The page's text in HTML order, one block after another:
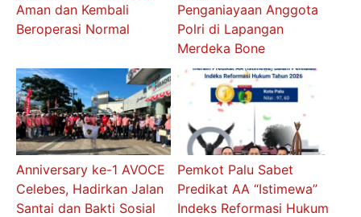
Aman dan Kembali
Beroperasi Normal
Penganiayaan Anggota
Polri di Lapangan
Merdeka Bone
Anniversary ke-1 AVOCE
Celebes, Hadirkan Jalan
Santai dan Bakti Sosial
Pemkot Palu Sabet
Predikat AA “Istimewa”
Indeks Reformasi Hukum